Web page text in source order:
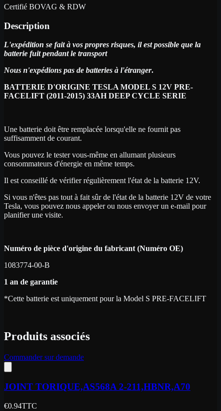
Certifié BOVAG & RDW
Description
L'expédition se fait à vos propres risques, il est possible que la
batterie fuit pendant le transport
Nous n'expédions pas de batteries à l'étranger.
BATTERIE D'ORIGINE TESLA MODEL S 12V PRE-
FACELIFT (2011-2015) 33AH DEEP CYCLE SERIE
Une batterie doit être remplacée lorsqu'elle ne fournit pas
suffisamment de courant.
Vous pouvez le tester vous-même en allumant plusieurs
consommateurs d'énergie en même temps.
Il est conseillé de vérifier régulièrement l'état de la batterie 12V.
Si vous n'êtes pas tout à fait sûr de l'état de la batterie 12V de votre
Tesla, vous pouvez nous appeler ou nous envoyer un e-mail pour
planifier une visite.
Numéro de pièce d'origine du fabricant (Numéro OE)
1083774-00-B
1 an de garantie
*Cette batterie est uniquement pour la Model S PRE-FACELIFT
Produits associés
Commander sur demande
JOINT TORIQUE,AS568A 2-211,HBNR,A70
€0.94TTC